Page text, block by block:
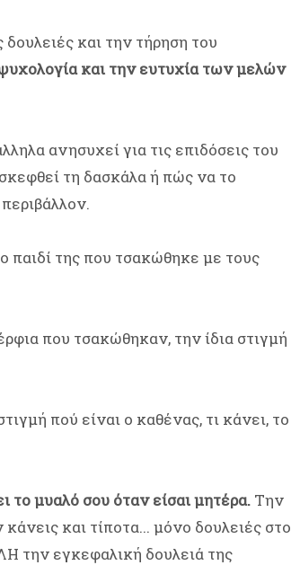
και την τήρηση του
και την ευτυχία των μελών
ανησυχεί για τις επιδόσεις του
τη δασκάλα ή πώς να το
παιδί της που τσακώθηκε με τους
που τσακώθηκαν, την ίδια στιγμή
πού είναι ο καθένας, τι κάνει, το
το μυαλό σου όταν είσαι μητέρα. Την
και τίποτα... μόνο δουλειές στο
την εγκεφαλική δουλειά της